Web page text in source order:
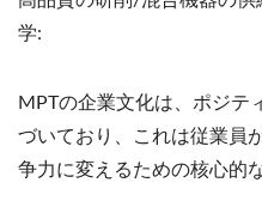
学:
MPTの企業文化は、ポジテ
づいており、これは従業員
争力に変えるための核心的